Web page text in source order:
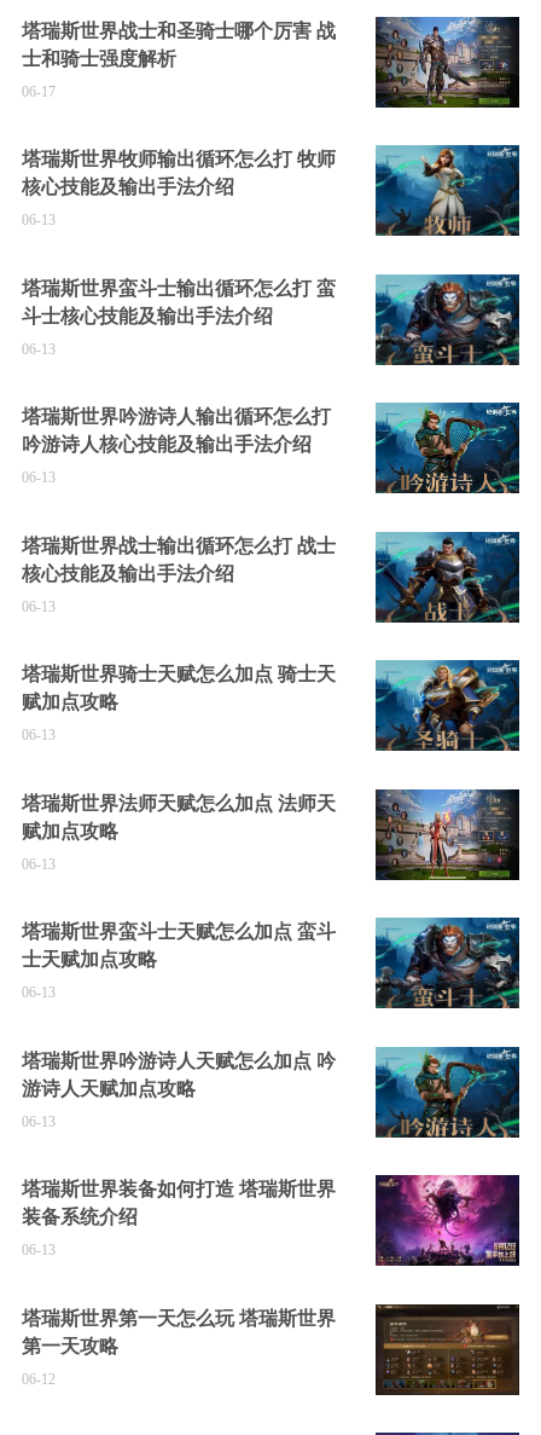
塔瑞斯世界战士和圣骑士哪个厉害 战
士和骑士强度解析
06-17
塔瑞斯世界牧师输出循环怎么打 牧师
核心技能及输出手法介绍
06-13
塔瑞斯世界蛮斗士输出循环怎么打 蛮
斗士核心技能及输出手法介绍
06-13
塔瑞斯世界吟游诗人输出循环怎么打
吟游诗人核心技能及输出手法介绍
06-13
塔瑞斯世界战士输出循环怎么打 战士
核心技能及输出手法介绍
06-13
塔瑞斯世界骑士天赋怎么加点 骑士天
赋加点攻略
06-13
塔瑞斯世界法师天赋怎么加点 法师天
赋加点攻略
06-13
塔瑞斯世界蛮斗士天赋怎么加点 蛮斗
士天赋加点攻略
06-13
塔瑞斯世界吟游诗人天赋怎么加点 吟
游诗人天赋加点攻略
06-13
塔瑞斯世界装备如何打造 塔瑞斯世界
装备系统介绍
06-13
塔瑞斯世界第一天怎么玩 塔瑞斯世界
第一天攻略
06-12